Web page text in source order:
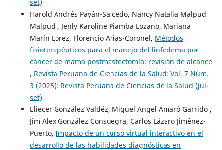
set)
Harold Andrés Payán-Salcedo, Nancy Natalia Malpud
Malpud , Jenly Karoline Piamba Lozano, Mariana
Marín Lorez, Florencio Arias-Coronel, Métodos
fisioterapéuticos para el manejo del linfedema por
cáncer de mama postmastectomía: revisión de alcance
, Revista Peruana de Ciencias de la Salud: Vol. 7 Núm.
3 (2025): Revista Peruana de Ciencias de la Salud (jul-
set)
Eliecer González Valdéz, Miguel Angel Amaró Garrido ,
Jim Alex González Consuegra, Carlos Lázaro Jiménez-
Puerto, Impacto de un curso virtual interactivo en el
desarrollo de las habilidades diagnósticas en